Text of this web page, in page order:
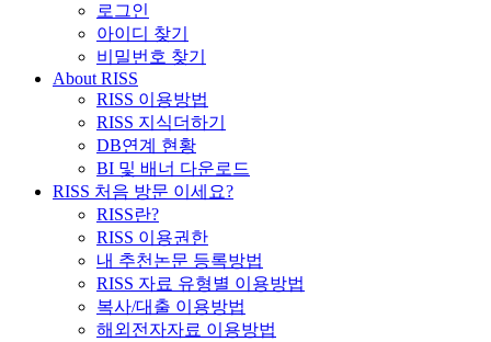
로그인
아이디 찾기
비밀번호 찾기
About RISS
RISS 이용방법
RISS 지식더하기
DB연계 현황
BI 및 배너 다운로드
RISS 처음 방문 이세요?
RISS란?
RISS 이용권한
내 추천논문 등록방법
RISS 자료 유형별 이용방법
복사/대출 이용방법
해외전자자료 이용방법